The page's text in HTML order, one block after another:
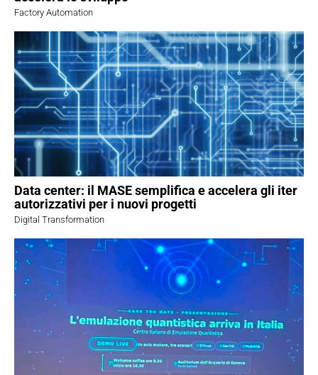
Factory Automation
Data center: il MASE semplifica e accelera gli iter
autorizzativi per i nuovi progetti
Digital Transformation